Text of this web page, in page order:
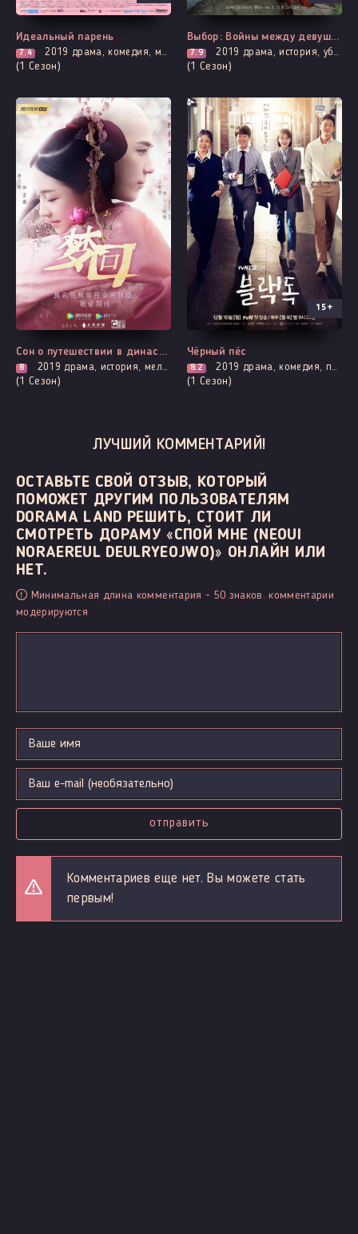
Выходит - 35 Серия
Идеальный парень
7.4 2019 драма, комедия, мелодрама, романтика, фантастика, фэнтези
(1 Сезон)
Все серии
Выбор: Войны между девушками
7.9 2019 драма, история, убийство, борьба за власть, политика, романтика, фэнтези
(1 Сезон)
Все серии
Сон о путешествии в династию Цинь
8 2019 драма, история, мелодрама, борьба за власть, адаптация новел, романтика, про призраков, демонов и сверхъестественное
(1 Сезон)
Все серии
15+
Чёрный пёс
8.2 2019 драма, комедия, повседневность, про школу и школьников
(1 Сезон)
ЛУЧШИЙ КОММЕНТАРИЙ!
ОСТАВЬТЕ СВОЙ ОТЗЫВ, КОТОРЫЙ
ПОМОЖЕТ ДРУГИМ ПОЛЬЗОВАТЕЛЯМ
DORAMA LAND РЕШИТЬ, СТОИТ ЛИ
СМОТРЕТЬ ДОРАМУ «СПОЙ МНЕ (NEOUI
NORAEREUL DEULRYEOJWO)» ОНЛАЙН ИЛИ
НЕТ.
Минимальная длина комментария - 50 знаков. комментарии
модерируются
отправить
Комментариев еще нет. Вы можете стать
первым!